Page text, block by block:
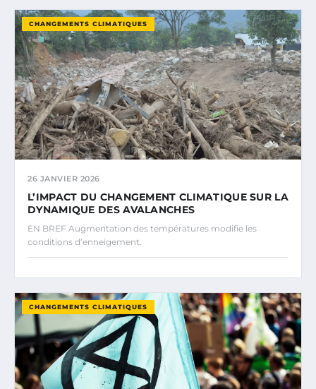
CHANGEMENTS CLIMATIQUES
26 JANVIER 2026
L’IMPACT DU CHANGEMENT CLIMATIQUE SUR LA
DYNAMIQUE DES AVALANCHES
EN BREF Augmentation des températures modifie les
conditions d’enneigement.
CHANGEMENTS CLIMATIQUES